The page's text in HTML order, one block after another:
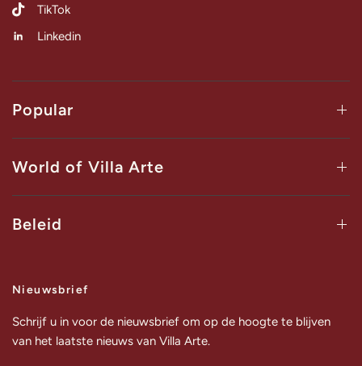
TikTok
Linkedin
Popular
World of Villa Arte
Beleid
Nieuwsbrief
Schrijf u in voor de nieuwsbrief om op de hoogte te blijven
van het laatste nieuws van Villa Arte.